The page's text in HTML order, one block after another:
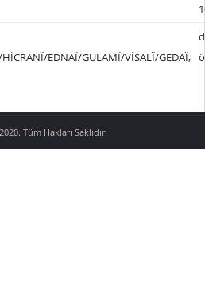
EDNAÎ/GULAMÎ/VİSALÎ/GEDAÎ,
Tüm Hakları Saklıdır.